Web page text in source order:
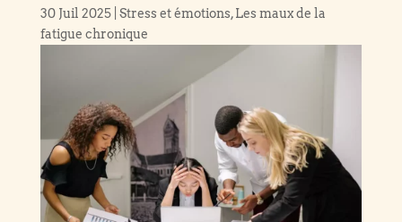
30 Juil 2025| Stress et émotions,Les maux de la
fatigue chronique